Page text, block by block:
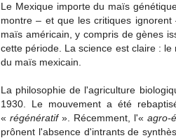
Le Mexique importe du maïs
montre – et que les critiques
maïs américain, y compris de gènes
cette période. La science est claire :
du maïs mexicain.
La philosophie de l'agriculture
1930. Le mouvement a été
« régénératif ». Récemment, l'« agro-
prônent l'absence d'intrants de